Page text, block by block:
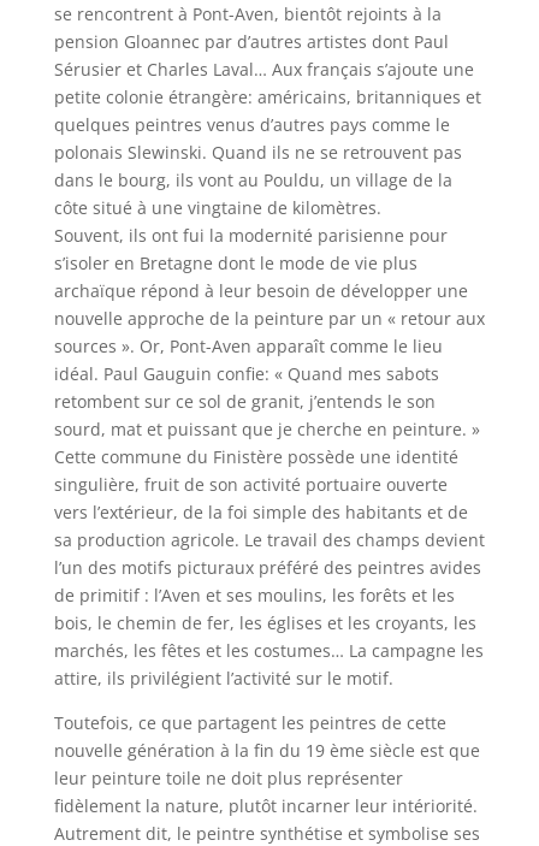
se rencontrent à Pont-Aven, bientôt rejoints à la
pension Gloannec par d’autres artistes dont Paul
Sérusier et Charles Laval… Aux français s’ajoute une
petite colonie étrangère: américains, britanniques et
quelques peintres venus d’autres pays comme le
polonais Slewinski. Quand ils ne se retrouvent pas
dans le bourg, ils vont au Pouldu, un village de la
côte situé à une vingtaine de kilomètres.
Souvent, ils ont fui la modernité parisienne pour
s’isoler en Bretagne dont le mode de vie plus
archaïque répond à leur besoin de développer une
nouvelle approche de la peinture par un « retour aux
sources ». Or, Pont-Aven apparaît comme le lieu
idéal. Paul Gauguin confie: « Quand mes sabots
retombent sur ce sol de granit, j’entends le son
sourd, mat et puissant que je cherche en peinture. »
Cette commune du Finistère possède une identité
singulière, fruit de son activité portuaire ouverte
vers l’extérieur, de la foi simple des habitants et de
sa production agricole. Le travail des champs devient
l’un des motifs picturaux préféré des peintres avides
de primitif : l’Aven et ses moulins, les forêts et les
bois, le chemin de fer, les églises et les croyants, les
marchés, les fêtes et les costumes… La campagne les
attire, ils privilégient l’activité sur le motif.
Toutefois, ce que partagent les peintres de cette
nouvelle génération à la fin du 19 ème siècle est que
leur peinture toile ne doit plus représenter
fidèlement la nature, plutôt incarner leur intériorité.
Autrement dit, le peintre synthétise et symbolise ses